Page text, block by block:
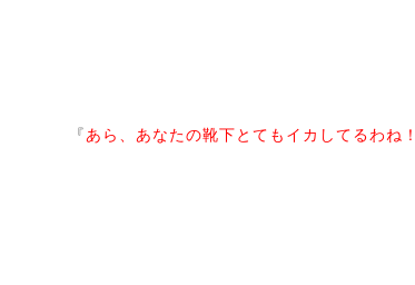
『あら、あなたの靴下とてもイカしてるわね！